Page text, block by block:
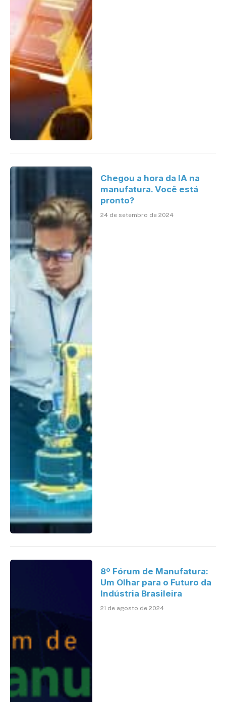
Chegou a hora da IA na
manufatura. Você está
pronto?
24 de setembro de 2024
8º Fórum de Manufatura:
Um Olhar para o Futuro da
Indústria Brasileira
21 de agosto de 2024